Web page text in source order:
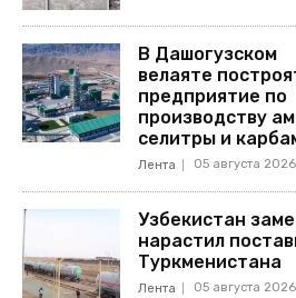
В Дашогузском
велаяте
предприятие по
производству
селитры и
Лента 05 августа 2026
Узбекистан
нарастил
Туркменистана
Лента 05 августа 2026